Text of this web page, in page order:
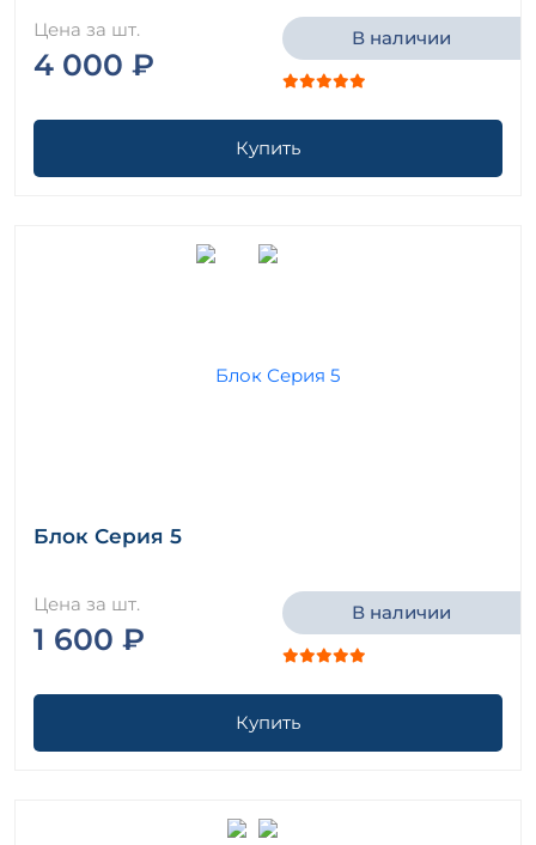
Цена за шт.
4 000 ₽
В наличии
Купить
Блок Серия 5
Цена за шт.
1 600 ₽
В наличии
Купить